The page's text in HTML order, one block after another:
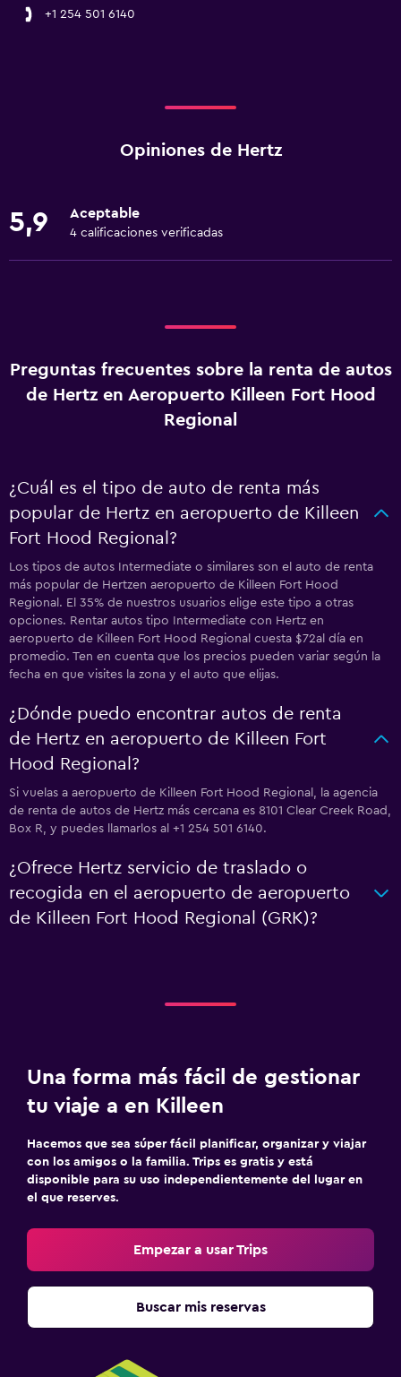
+1 254 501 6140
Opiniones de Hertz
5,9 Aceptable
4 calificaciones verificadas
Preguntas frecuentes sobre la renta de autos
de Hertz en Aeropuerto Killeen Fort Hood
Regional
¿Cuál es el tipo de auto de renta más
popular de Hertz en aeropuerto de Killeen
Fort Hood Regional?
Los tipos de autos Intermediate o similares son el auto de renta
más popular de Hertzen aeropuerto de Killeen Fort Hood
Regional. El 35% de nuestros usuarios elige este tipo a otras
opciones. Rentar autos tipo Intermediate con Hertz en
aeropuerto de Killeen Fort Hood Regional cuesta $72al día en
promedio. Ten en cuenta que los precios pueden variar según la
fecha en que visites la zona y el auto que elijas.
¿Dónde puedo encontrar autos de renta
de Hertz en aeropuerto de Killeen Fort
Hood Regional?
Si vuelas a aeropuerto de Killeen Fort Hood Regional, la agencia
de renta de autos de Hertz más cercana es 8101 Clear Creek Road,
Box R, y puedes llamarlos al +1 254 501 6140.
¿Ofrece Hertz servicio de traslado o
recogida en el aeropuerto de aeropuerto
de Killeen Fort Hood Regional (GRK)?
Una forma más fácil de gestionar
tu viaje a en Killeen
Hacemos que sea súper fácil planificar, organizar y viajar
con los amigos o la familia. Trips es gratis y está
disponible para su uso independientemente del lugar en
el que reserves.
Empezar a usar Trips
Buscar mis reservas